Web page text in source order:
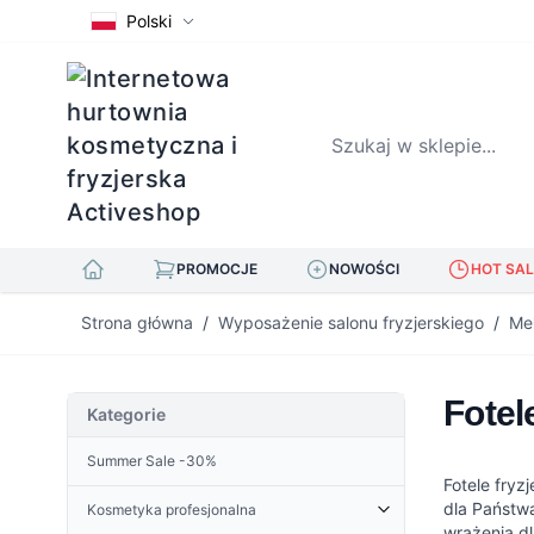
Polski
Szukaj w sklepie...
PROMOCJE NOWOŚCI HOT
Strona główna / Wyposażenie salonu fryzjerskiego /
Fotele
dla
Kategorie
Summer Sale -30%
Kosmetyka profesjonalna